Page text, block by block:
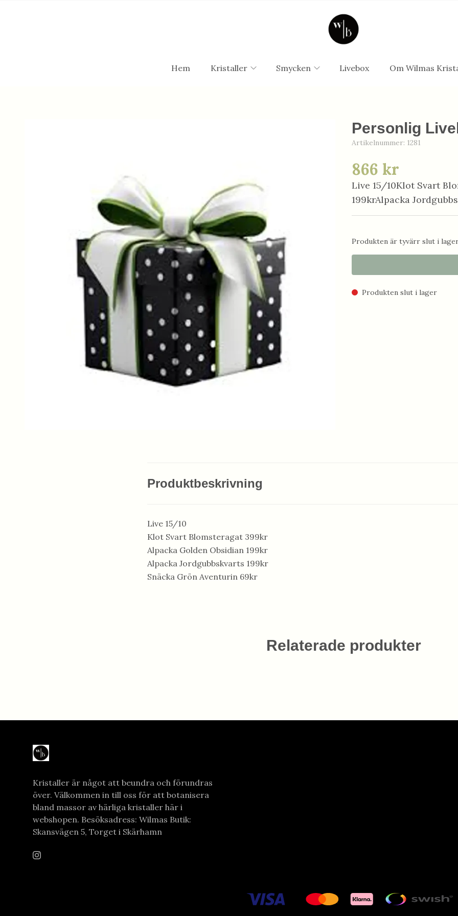
Hem Kristaller Smycken Livebox Om Wilmas
Personlig
Artikelnummer: 1281
866 kr
Live 15/10Klot Svart
199krAlpacka
Produkten är tyvärr slut i
Produkten slut i lager
Produktbeskrivning
Live 15/10
Klot Svart Blomsteragat 399kr
Alpacka Golden Obsidian 199kr
Alpacka Jordgubbskvarts 199kr
Snäcka Grön Aventurin 69kr
Relaterade produkter
Kristaller är något att beundra och förundras
över. Välkommen in till oss för att botanisera
bland massor av härliga kristaller här i
webshopen. Besöksadress: Wilmas Butik:
Skansvägen 5, Torget i Skärhamn